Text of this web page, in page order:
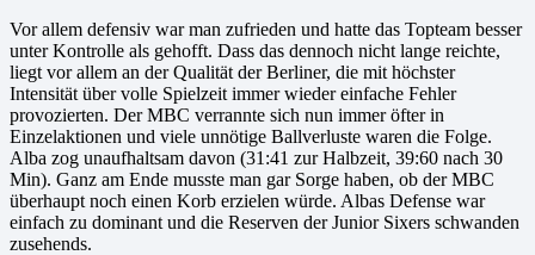
Vor allem defensiv war man zufrieden und hatte das Topteam besser
unter Kontrolle als gehofft. Dass das dennoch nicht lange reichte,
liegt vor allem an der Qualität der Berliner, die mit höchster
Intensität über volle Spielzeit immer wieder einfache Fehler
provozierten. Der MBC verrannte sich nun immer öfter in
Einzelaktionen und viele unnötige Ballverluste waren die Folge.
Alba zog unaufhaltsam davon (31:41 zur Halbzeit, 39:60 nach 30
Min). Ganz am Ende musste man gar Sorge haben, ob der MBC
überhaupt noch einen Korb erzielen würde. Albas Defense war
einfach zu dominant und die Reserven der Junior Sixers schwanden
zusehends.